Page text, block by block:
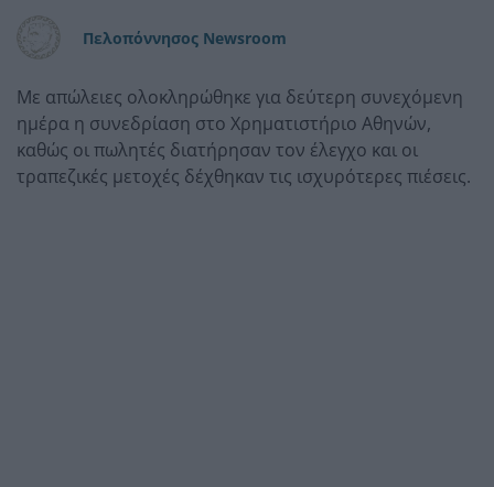
Πελοπόννησος Newsroom
Με απώλειες ολοκληρώθηκε για δεύτερη συνεχόμενη
ημέρα η συνεδρίαση στο Χρηματιστήριο Αθηνών,
καθώς οι πωλητές διατήρησαν τον έλεγχο και οι
τραπεζικές μετοχές δέχθηκαν τις ισχυρότερες πιέσεις.